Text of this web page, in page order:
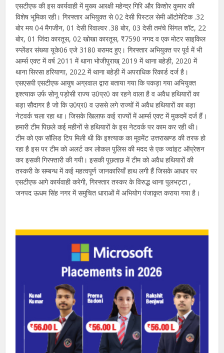
एसटीएफ की इस कार्यवाही में मुख्य आरक्षी महेन्द्र गिरि और किशोर कुमार की
विशेष भूमिका रही। गिरफ्तार अभियुक्त से 02 देसी पिस्टल सेमी ऑटोमेटिक .32
बोर मय 04 मैगजीन, 01 देसी रिवाल्वर .38 बोर, 03 देसी तमंचे सिंगल शॉट, 22
बोर, 01 जिंदा कारतूस, 02 खोखा कारतूस, ₹7590 नगद व एक मोटर साइकिल
स्प्लेंडर संख्या यूके06 एजे 3180 बरामद हुए। गिरफ्तार अभियुक्त पर पूर्व में भी
आर्म्स एक्ट में वर्ष 2011 में थाना भोजीपुराख् 2019 में थाना बहेड़ी, 2020 में
थाना सिरसा हरियाणा, 2022 में थाना बहेड़ी में अपराधिक रिकार्ड दर्ज है।
एसएसपी एसटीएफ आयुष अग्रवाल द्वारा बताया गया कि पकड़ा गया अभियुक्त
इश्त्याक उर्फ सोनू पड़ोसी राज्य उ0प्र0 का रहने वाला है व अवैध हथियारों का
बड़ा सौदागर है जो कि उ0प्र0 व उससे लगे राज्यों में अवैध हथियारों का बड़ा
नेटवर्क चला रहा था। जिसके खिलाफ कई राज्यों में आर्म्स एक्ट में मुकदमें दर्ज हैं।
हमारी टीम पिछले कई महीनों से हथियारों के इस नेटवर्क पर काम कर रही थी।
टीम को एक सॉलिड टिप मिली थी कि इश्त्याक का मूवमेंट उत्तराखण्ड की तरफ हो
रहा है इस पर टीम को अलर्ट कर लोकल पुलिस की मदद से एक ज्वांइट ऑप्रेशन
कर इसकी गिरफ्तारी की गयी। इसकी पूछताछ में टीम को अवैध हथियारों की
तस्करी के सम्बन्ध में कई महत्वपूर्ण जानकारियाँ हाथ लगी हैं जिसके आधार पर
एसटीएफ आगे कार्यवाही करेगी, गिरफ्तार तस्कर के विरुद्ध थाना पुलभट्टा ,
जनपद ऊधम सिंह नगर में समुचित धाराओं में अभियोग पंजाकृत कराया गया है।